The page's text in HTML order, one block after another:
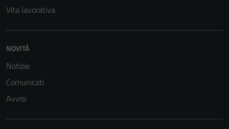
Vita lavorativa
NOVITÀ
Notizie
Comunicati
Avvisi